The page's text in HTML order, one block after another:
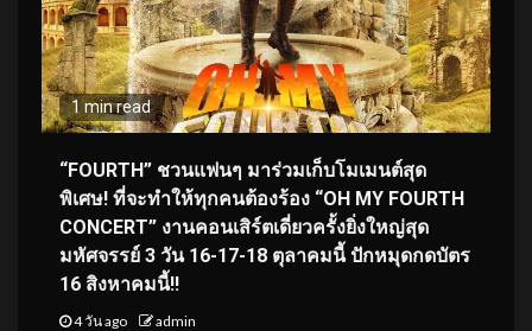
1 min read
“FOURTH” ชวนแฟนๆ มาร่วมเก็บโมเมนต์สุด
พิเศษ! ที่จะทำให้ทุกคนต้องร้อง “OH MY FOURTH
CONCERT” งานคอนเสิร์ตเดี่ยวครั้งยิ่งใหญ่สุด
มหัศจรรย์ 3 วัน 16-17-18 ตุลาคมนี้ ปักหมุดกดบัตร
16 สิงหาคมนี้!!
4 วัน ago admin